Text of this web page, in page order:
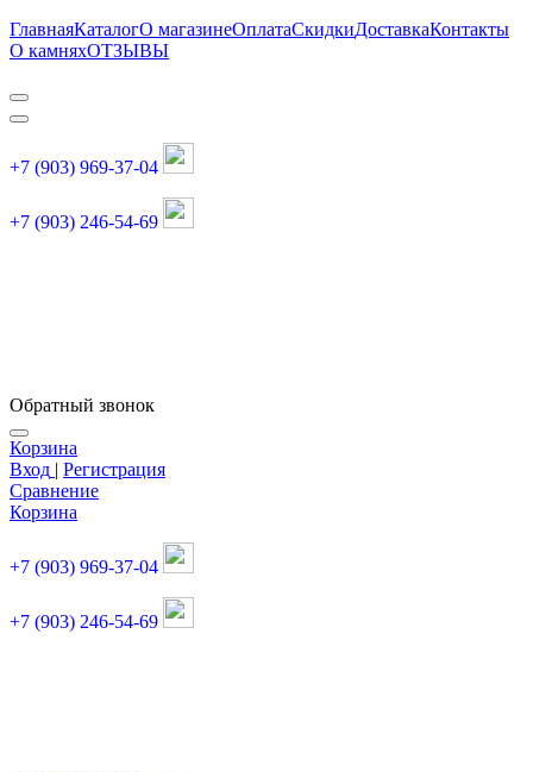
ГлавнаяКаталогО магазинеОплатаСкидкиДоставкаКонтакты
О камняхОТЗЫВЫ
+7 (903) 969-37-04
+7 (903) 246-54-69
Обратный звонок
Корзина
Вход | Регистрация
Сравнение
Корзина
+7 (903) 969-37-04
+7 (903) 246-54-69